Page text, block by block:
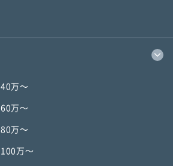
40万〜
60万〜
80万〜
100万〜